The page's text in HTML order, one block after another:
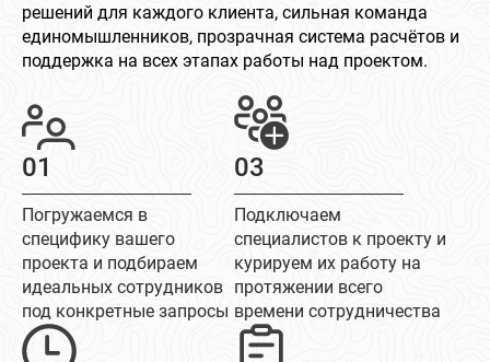
решений для каждого клиента, сильная команда
единомышленников, прозрачная система расчётов и
поддержка на всех этапах работы над проектом.
01
Погружаемся в
специфику вашего
проекта и подбираем
идеальных сотрудников
под конкретные запросы
03
Подключаем
специалистов к проекту и
курируем их работу на
протяжении всего
времени сотрудничества